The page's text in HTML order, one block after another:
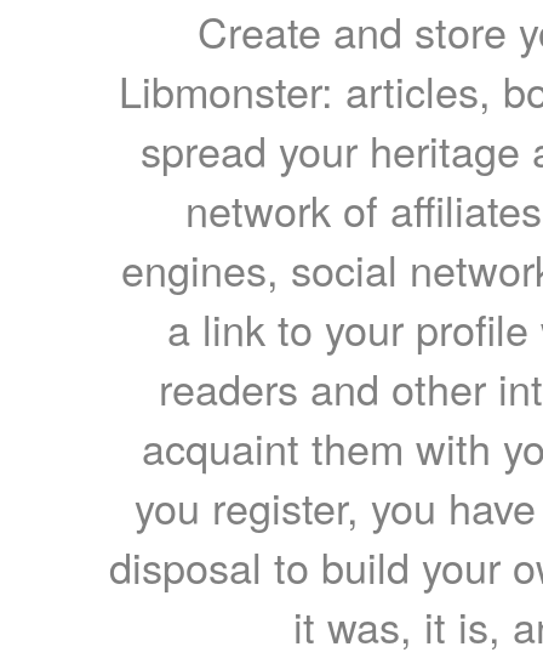
Create and store
Libmonster: articles,
spread your heritage
network of
engines, social
a link to your
readers and other
acquaint them with
you register, you
disposal to build your
it was, it is,